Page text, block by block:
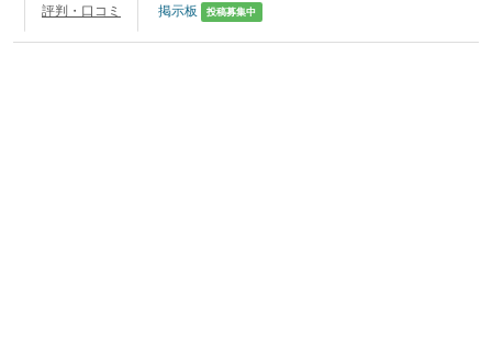
評判・口コミ 掲示板 投稿募集中